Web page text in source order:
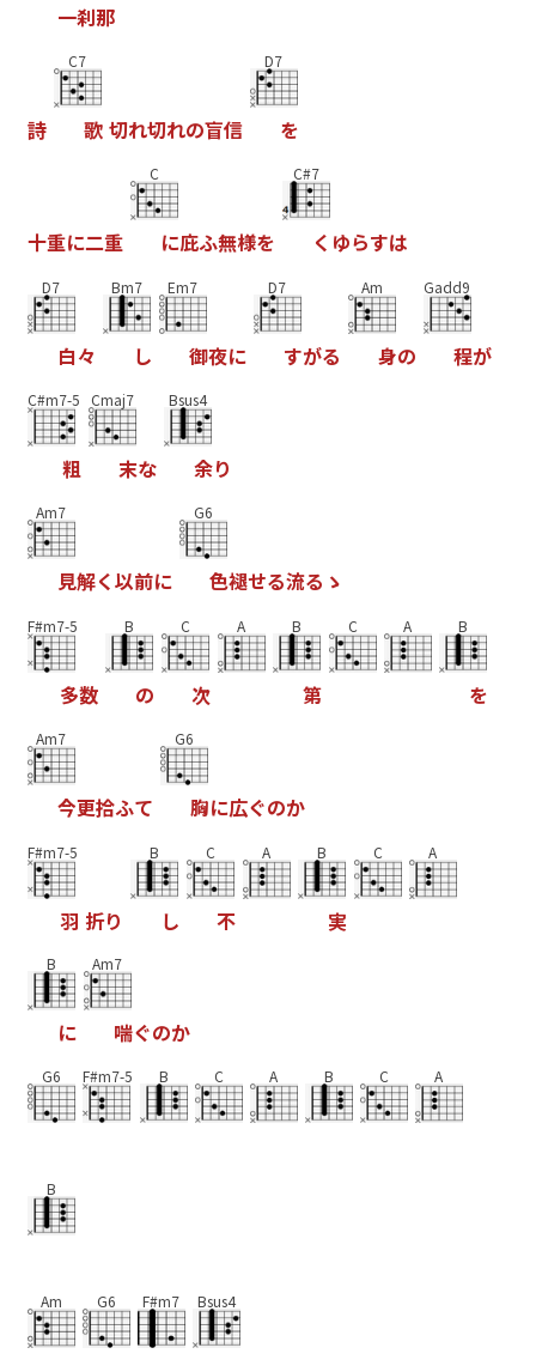
一刹那
詩
C7
歌 切れ切れの盲信
D7
を
十重に二重
C
に庇ふ無様を
C#7
く ゆらすは
D7
白々
Bm7
し
Em7
御夜に
D7
すがる
Am
身の
Gadd9
程が
C#m7-5
粗
Cmaj7
末な
Bsus4
余り
Am7
見解く以前に
G6
色褪せる流る ゝ
F#m7-5
多数
B
の
C
次
A B
第
C A B
を
Am7
今更拾ふて
G6
胸に広ぐのか
F#m7-5
羽 折り
B
し
C
不
A B
実
C A
B
に
Am7
喘ぐのか
G6 F#m7-5 B C A B C A
B
Am G6 F#m7 Bsus4